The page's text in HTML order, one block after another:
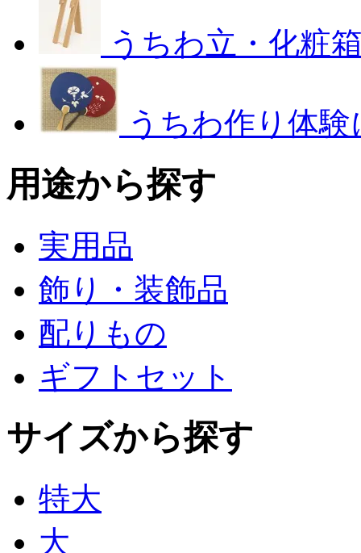
うちわ立・化粧
うちわ作り体
用途から探す
実用品
飾り・装飾品
配りもの
ギフトセット
サイズから探す
特大
大